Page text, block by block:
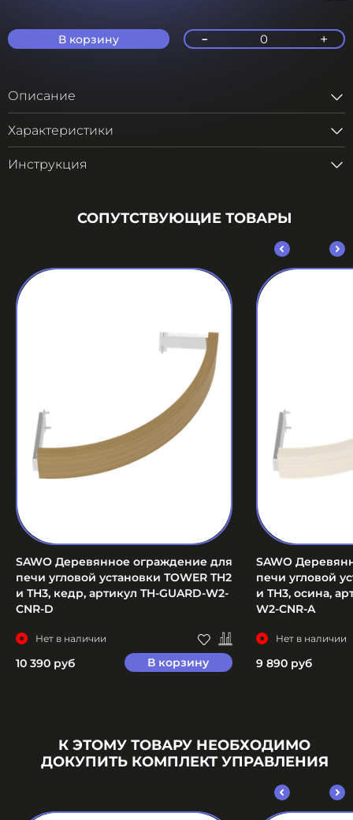
В корзину - 0 +
Описание
Характеристики
Инструкция
СОПУТСТВУЮЩИЕ ТОВАРЫ
SAWO Деревянное ограждение для
печи угловой установки TOWER TH2
и TH3, кедр, артикул TH-GUARD-W2-
CNR-D
Нет в наличии
10 390 руб В корзину
SAWO
печи угловой
и TH3, осина,
W2-CNR-A
Нет в наличии
9 890 руб
К ЭТОМУ ТОВАРУ НЕОБХОДИМО
ДОКУПИТЬ КОМПЛЕКТ УПРАВЛЕНИЯ